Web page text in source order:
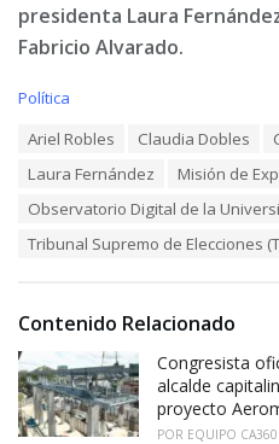
presidenta Laura
Fabricio Alvarado.
C
:
Política
Ariel Robles Claudia Dobles
Laura Fernández
Misión de
Observatorio Digital de la
Tribunal Supremo de Elecciones
Contenido Relacionado
Congresista
alcalde
proyecto
POR EQUIPO CA360